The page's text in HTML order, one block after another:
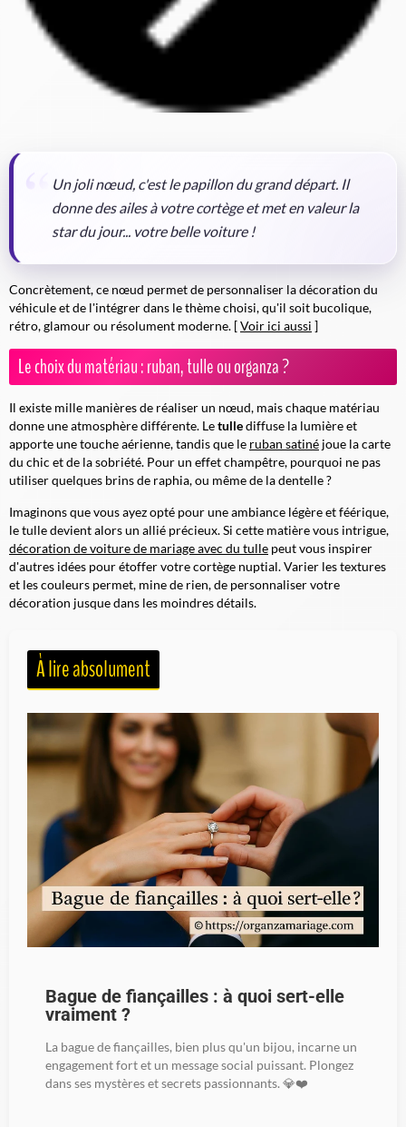
Un joli nœud, c'est le papillon du grand départ. Il
donne des ailes à votre cortège et met en valeur la
star du jour... votre belle voiture !
Concrètement, ce nœud permet de personnaliser la décoration du
véhicule et de l'intégrer dans le thème choisi, qu'il soit bucolique,
rétro, glamour ou résolument moderne. [Voir ici aussi ]
Le choix du matériau : ruban, tulle ou organza ?
Il existe mille manières de réaliser un nœud, mais chaque matériau
donne une atmosphère différente. Letullediffuse la lumière et
apporte une touche aérienne, tandis que le ruban satiné joue la carte
du chic et de la sobriété. Pour un effet champêtre, pourquoi ne pas
utiliser quelques brins de raphia, ou même de la dentelle ?
Imaginons que vous ayez opté pour une ambiance légère et féérique,
le tulle devient alors un allié précieux. Si cette matière vous intrigue,
décoration de voiture de mariage avec du tulle peut vous inspirer
d'autres idées pour étoffer votre cortège nuptial. Varier les textures
et les couleurs permet, mine de rien, de personnaliser votre
décoration jusque dans les moindres détails.
À lire absolument
Bague de fiançailles : à quoi sert-elle
vraiment ?
La bague de fiançailles, bien plus qu'un bijou, incarne un
engagement fort et un message social puissant. Plongez
dans ses mystères et secrets passionnants. 💎❤️